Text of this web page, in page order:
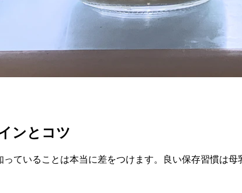
ンとコツ
ていることは本当に差をつけます。良い保存習慣は母